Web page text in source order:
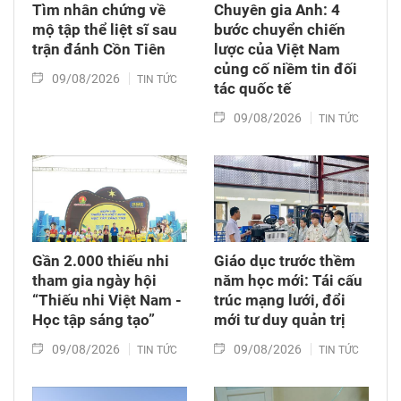
Tìm nhân chứng về
mộ tập thể liệt sĩ sau
trận đánh Cồn Tiên
09/08/2026 TIN TỨC
Chuyên gia Anh: 4
bước chuyển chiến
lược của Việt Nam
củng cố niềm tin đối
tác quốc tế
09/08/2026 TIN TỨC
Gần 2.000 thiếu nhi
tham gia ngày hội
“Thiếu nhi Việt Nam -
Học tập sáng tạo”
09/08/2026 TIN TỨC
Giáo dục trước thềm
năm học mới: Tái cấu
trúc mạng lưới, đổi
mới tư duy quản trị
09/08/2026 TIN TỨC